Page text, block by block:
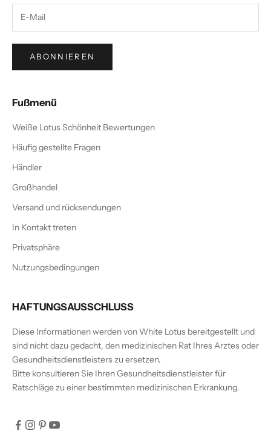
ABONNIEREN
Fußmenü
Weiße Lotus Schönheit Bewertungen
Häufig gestellte Fragen
Händler
Großhandel
Versand und rücksendungen
In Kontakt treten
Privatsphäre
Nutzungsbedingungen
HAFTUNGSAUSSCHLUSS
Diese Informationen werden von White Lotus bereitgestellt und
sind nicht dazu gedacht, den medizinischen Rat Ihres Arztes oder
Gesundheitsdienstleisters zu ersetzen.
Bitte konsultieren Sie Ihren Gesundheitsdienstleister für
Ratschläge zu einer bestimmten medizinischen Erkrankung.